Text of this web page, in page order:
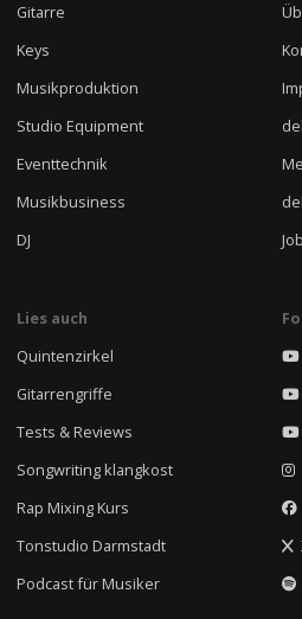
Gitarre
Keys
Musikproduktion
Studio Equipment
Eventtechnik
Musikbusiness
DJ
Lies auch
Quintenzirkel
Gitarrengriffe
Tests & Reviews
Songwriting klangkost
Rap Mixing Kurs
Tonstudio Darmstadt
Podcast für Musiker